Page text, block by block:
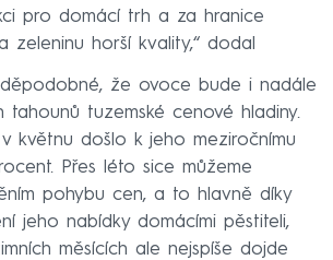
pro domácí trh a za hranice
zeleninu horší kvality,“ dodal
že ovoce bude i nadále
tahounů tuzemské cenové hladiny.
v květnu došlo k jeho meziročnímu
Přes léto sice můžeme
pohybu cen, a to hlavně díky
jeho nabídky domácími pěstiteli,
měsících ale nejspíše dojde